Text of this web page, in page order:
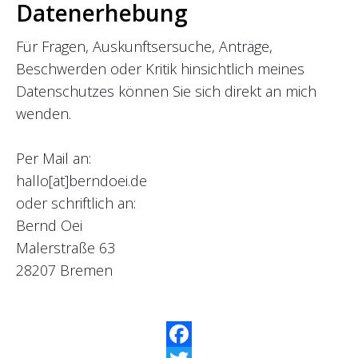
Datenerhebung
Für Fragen, Auskunftsersuche, Anträge,
Beschwerden oder Kritik hinsichtlich meines
Datenschutzes können Sie sich direkt an mich
wenden.
Per Mail an:
hallo[at]berndoei.de
oder schriftlich an:
Bernd Oei
Malerstraße 63
28207 Bremen